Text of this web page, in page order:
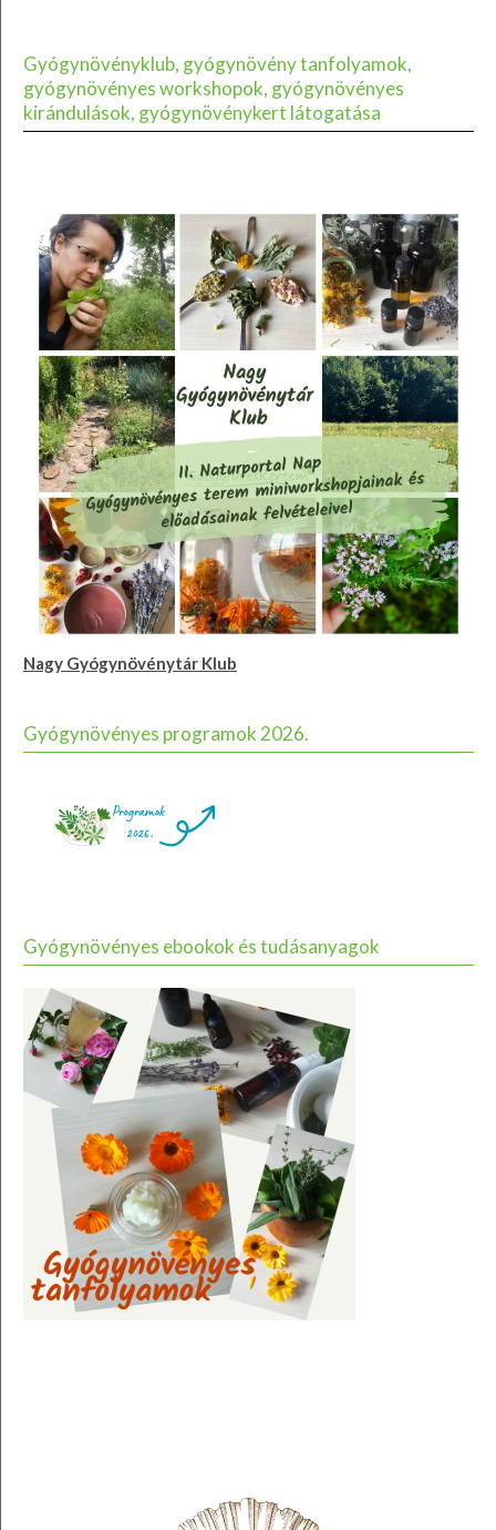
Gyógynövényklub, gyógynövény tanfolyamok,
gyógynövényes workshopok, gyógynövényes
kirándulások, gyógynövénykert látogatása
Nagy Gyógynövénytár Klub
Gyógynövényes programok 2026.
Gyógynövényes ebookok és tudásanyagok